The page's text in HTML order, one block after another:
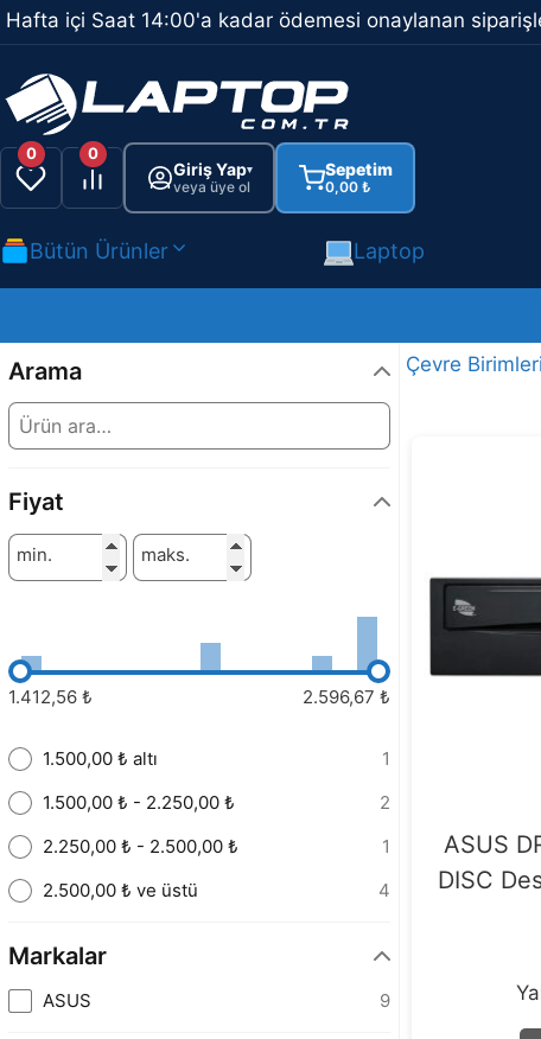
İçeriğe
atla
Hafta içi Saat 14:00'a kadar ödemesi onaylanan
0 0
Giriş Yap▾
veya üye ol
Sepetim
0,00 ₺
Bütün Ürünler Laptop
Çevre Birimleri
ASUS
DISC
Arama
Fiyat
min. maks.
1.412,56 ₺ 2.596,67 ₺
1.500,00 ₺ altı
1
1.500,00 ₺ - 2.250,00 ₺
2
2.250,00 ₺ - 2.500,00 ₺
1
2.500,00 ₺ ve üstü
4
Markalar
ASUS 9